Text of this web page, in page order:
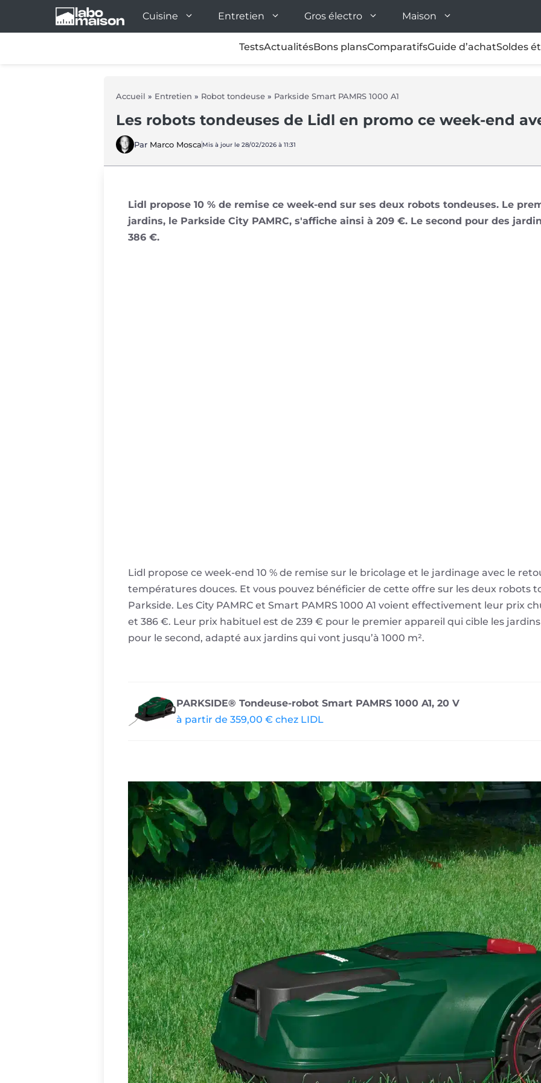
Cuisine Entretien Gros électro Maison
TestsActualitésBons plansComparatifsGuide d’achatSoldes
Accueil » Entretien » Robot tondeuse » Parkside Smart PAMRS 1000 A1
Les robots tondeuses de Lidl en promo ce week-end
Par Marco Mosca Mis à jour le 28/02/2026 à 11:31
Lidl propose 10 % de remise ce week-end sur ses deux robots tondeuses. Le
jardins, le Parkside City PAMRC, s'affiche ainsi à 209 €. Le second pour des
386 €.
Lidl propose ce week-end 10 % de remise sur le bricolage et le jardinage avec le
températures douces. Et vous pouvez bénéficier de cette offre sur les deux robots
Parkside. Les City PAMRC et Smart PAMRS 1000 A1 voient effectivement leur prix
et 386 €. Leur prix habituel est de 239 € pour le premier appareil qui cible les jardins
pour le second, adapté aux jardins qui vont jusqu’à 1000 m².
PARKSIDE® Tondeuse-robot Smart PAMRS 1000 A1, 20 V
à partir de 359,00 € chez LIDL